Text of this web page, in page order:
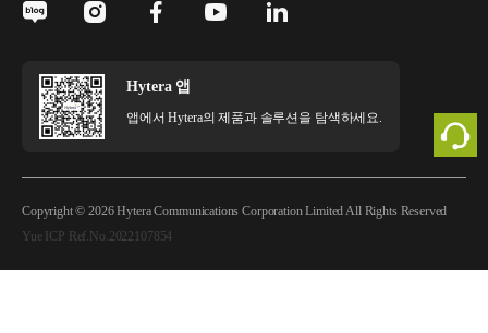
Hytera 앱
앱에서 Hytera의 제품과 솔루션을 탐색하세요.
Copyright © 2026 Hytera Communications Corporation Limited All Rights Reserved
Yue ICP Ref.No.2022107854